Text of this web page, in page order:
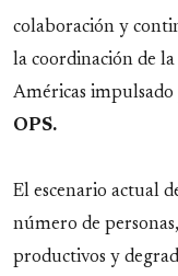
colaboración y
la coordinación de
Américas
OPS.
El escenario actual
número de
productivos y